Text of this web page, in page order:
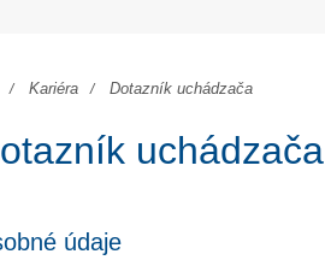
Kariéra Dotazník uchádzača
uchádzača
údaje